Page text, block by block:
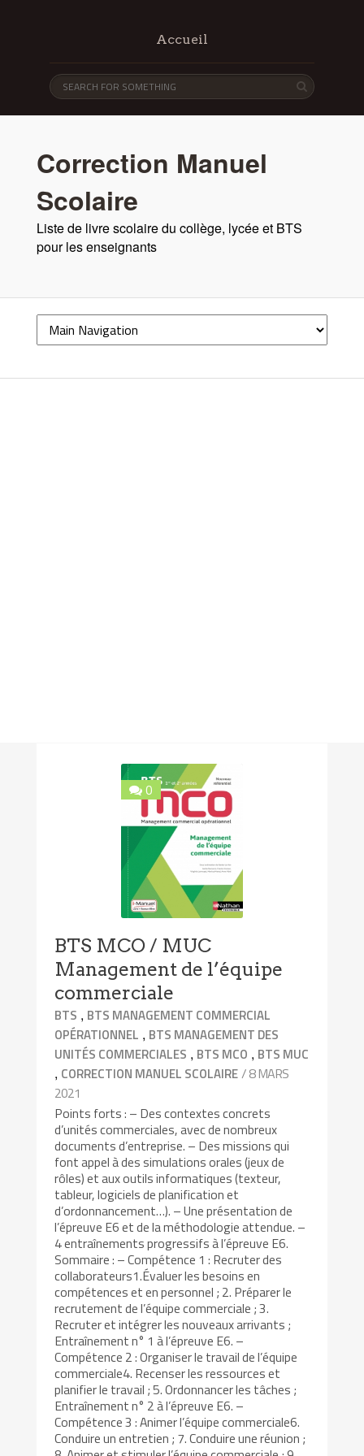
Accueil
Correction Manuel
Scolaire
Liste de livre scolaire du collège, lycée et BTS
pour les enseignants
0
BTS MCO / MUC
Management de l’équipe
commerciale
BTS , BTS MANAGEMENT COMMERCIAL
OPÉRATIONNEL , BTS MANAGEMENT DES
UNITÉS COMMERCIALES , BTS MCO , BTS MUC
, CORRECTION MANUEL SCOLAIRE/ 8 MARS
2021
Points forts : – Des contextes concrets
d’unités commerciales, avec de nombreux
documents d’entreprise. – Des missions qui
font appel à des simulations orales (jeux de
rôles) et aux outils informatiques (texteur,
tableur, logiciels de planification et
d’ordonnancement…). – Une présentation de
l’épreuve E6 et de la méthodologie attendue. –
4 entraînements progressifs à l’épreuve E6.
Sommaire : – Compétence 1 : Recruter des
collaborateurs1.Évaluer les besoins en
compétences et en personnel ; 2. Préparer le
recrutement de l’équipe commerciale ; 3.
Recruter et intégrer les nouveaux arrivants ;
Entraînement n° 1 à l’épreuve E6. –
Compétence 2 : Organiser le travail de l’équipe
commerciale4. Recenser les ressources et
planifier le travail ; 5. Ordonnancer les tâches ;
Entraînement n° 2 à l’épreuve E6. –
Compétence 3 : Animer l’équipe commerciale6.
Conduire un entretien ; 7. Conduire une réunion ;